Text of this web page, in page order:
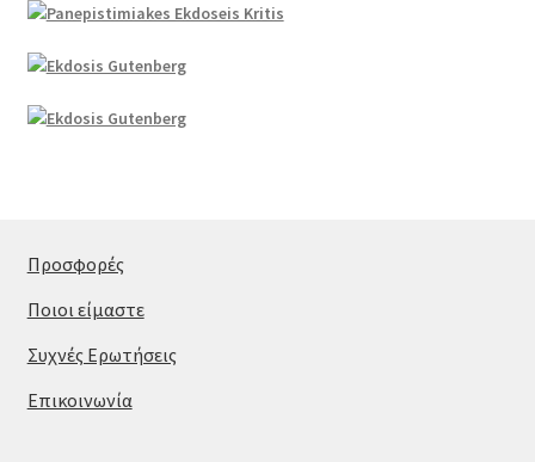
Προσφορές
Ποιοι είμαστε
Συχνές Ερωτήσεις
Επικοινωνία